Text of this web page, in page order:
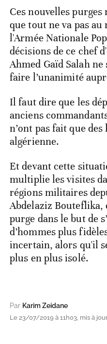
Ces nouvelles
que tout ne va pas au
l'Armée Nationale
décisions de ce chef
Ahmed Gaïd Salah
faire l’unanimité
Il faut dire que les
anciens
n’ont pas fait que
algérienne.
Et devant cette
multiplie les visites
régions militaires
Abdelaziz Bouteflika,
purge dans le but de
d’hommes plus
incertain, alors qu'il
plus en plus isolé.
Par Karim Zeidane
Le 23/07/2019 à 11h03, mis à